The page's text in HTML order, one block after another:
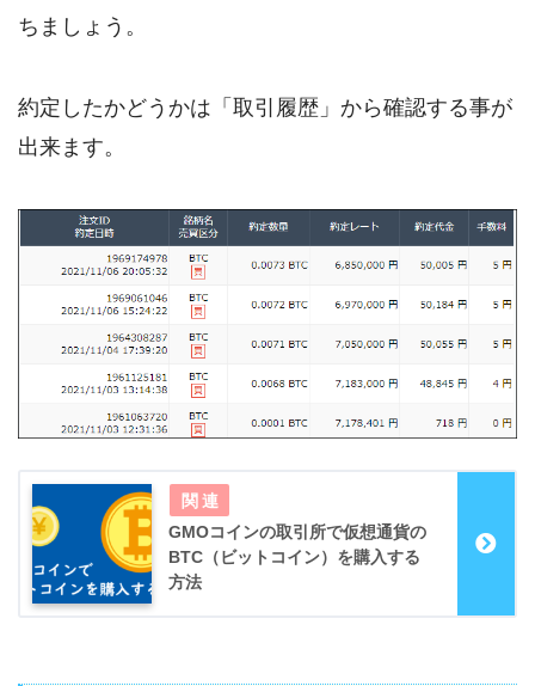
ちましょう。
約定したかどうかは「取引履歴」から確認する事が
出来ます。
GMOコインの取引所で仮想通貨の
BTC（ビットコイン）を購入する
方法